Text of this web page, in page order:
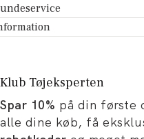
- Hjælpecenter
dit køb
Tøjeksperten
og artikler
og karriere
Klub Tøjeksperten
Spar 10% på din første
alle dine køb, få